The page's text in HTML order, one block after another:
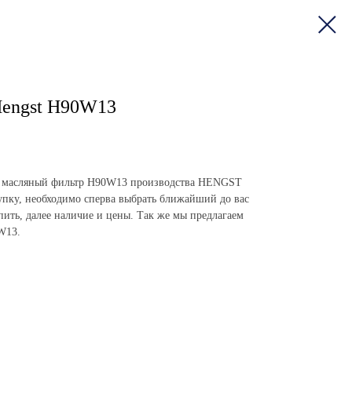
H90W13
фильтр H90W13 производства HENGST
необходимо сперва выбрать ближайший до вас
далее наличие и цены. Так же мы предлагаем